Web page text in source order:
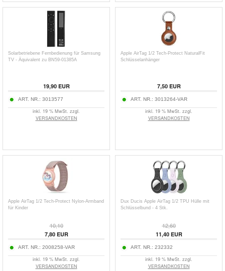
Solarbetriebene Fernbedienung für Samsung
TV - Äquivalent zu BN59-01385A
19,90EUR
ART. NR.: 3013577
inkl. 19 % MwSt. zzgl.
VERSANDKOSTEN
Apple AirTag 1/2 Tech-Protect NaturalFit
Schlüsselanhänger
7,50EUR
ART. NR.: 3013264-VAR
inkl. 19 % MwSt. zzgl.
VERSANDKOSTEN
Apple AirTag 1/2 Tech-Protect Nylon-Armband
für Kinder
10,10
7,80EUR
ART. NR.: 2008258-VAR
inkl. 19 % MwSt. zzgl.
VERSANDKOSTEN
Dux Ducis Apple AirTag 1/2 TPU Hülle mit
Schlüsselbund - 4 Stk.
12,60
11,40EUR
ART. NR.: 232332
inkl. 19 % MwSt. zzgl.
VERSANDKOSTEN